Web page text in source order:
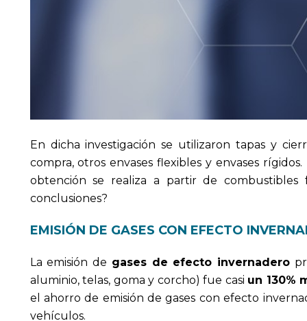
En dicha investigación se utilizaron tapas y
compra, otros envases flexibles y envases
obtención se realiza a partir de
conclusiones?
EMISIÓN DE GASES CON EFECTO
La emisión de gases de efecto invernadero
aluminio, telas, goma y corcho) fue casi un 130%
el ahorro de emisión de gases con efecto
vehículos.